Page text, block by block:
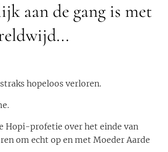
aan de gang is met
hopeloos verloren.
Hopi-profetie over het einde van
om echt op en met Moeder Aarde